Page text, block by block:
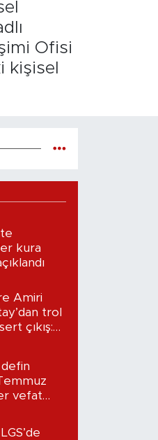
Ofisi
kişisel
kura
Amiri
trol
çıkış:
vefat